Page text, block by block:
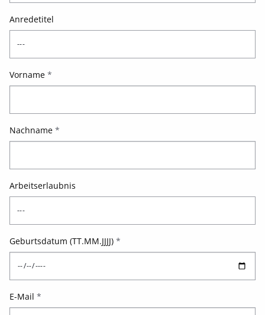
Anredetitel
Vorname *
Nachname *
Arbeitserlaubnis
Geburtsdatum (TT.MM.JJJJ) *
E-Mail *